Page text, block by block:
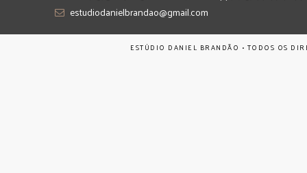
estudiodanielbrandao@gmail.com
ESTÚDIO DANIEL BRANDÃO • TODOS OS